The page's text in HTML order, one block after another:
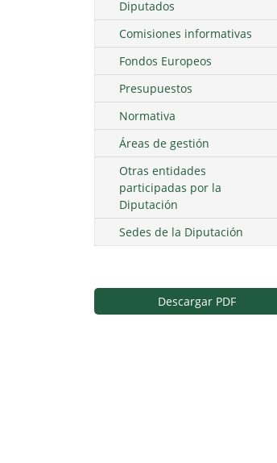
Diputados
Comisiones informativas
Fondos Europeos
Presupuestos
Normativa
Áreas de gestión
Otras entidades
participadas por la
Diputación
Sedes de la Diputación
Descargar PDF